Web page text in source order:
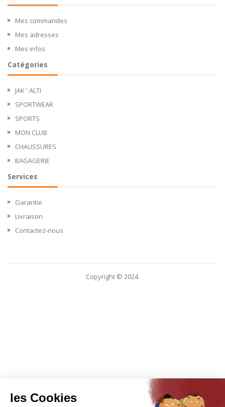
Mes commandes
Mes adresses
Mes infos
Catégories
JAK ' ALTI
SPORTWEAR
SPORTS
MON CLUB
CHAUSSURES
BAGAGERIE
Services
Garantie
Livraison
Contactez-nous
Copyright © 2024.
les Cookies